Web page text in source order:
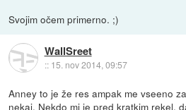
Svojim očem primerno. ;)
WallSreet
:: 15. nov 2014, 09:57
Anney to je že res ampak me vseeno
nekaj. Nekdo mi je pred kratkim rekel,